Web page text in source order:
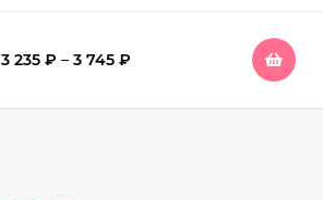
3 235₽ –3 745₽